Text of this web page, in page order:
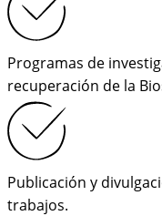
Programas de
recuperación de la
Publicación y
trabajos.